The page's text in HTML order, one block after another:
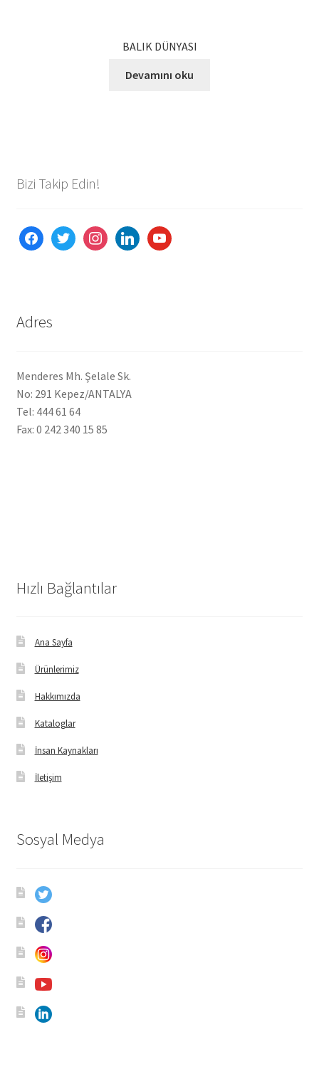
BALIK DÜNYASI
Devamını oku
Bizi Takip Edin!
facebooktwitter instagramlinkedinyoutube
Adres
Menderes Mh. Şelale Sk.
No: 291 Kepez/ANTALYA
Tel: 444 61 64
Fax: 0 242 340 15 85
Hızlı Bağlantılar
Ana Sayfa
Ürünlerimiz
Hakkımızda
Kataloglar
İnsan Kaynakları
İletişim
Sosyal Medya